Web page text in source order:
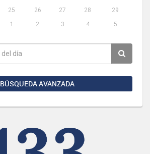
25 26 27 28
29
1 2 3 4 5
BÚSQUEDA AVANZADA